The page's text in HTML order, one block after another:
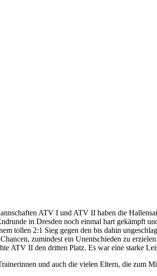
ATV I und ATV II haben die
in Dresden noch einmal hart gekämpft
tollen 2:1 Sieg gegen den bis dahin
zumindest ein Unentschieden zu
ATV II den dritten Platz. Es war eine starke
und auch die vielen Eltern, die zum